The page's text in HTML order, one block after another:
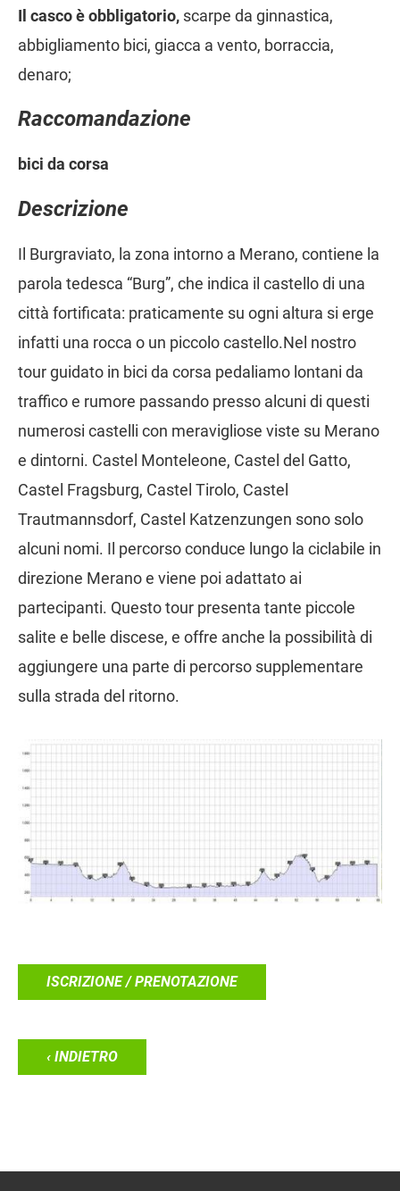
Il casco è obbligatorio, scarpe da ginnastica,
abbigliamento bici, giacca a vento, borraccia,
denaro;
Raccomandazione
bici da corsa
Descrizione
Il Burgraviato, la zona intorno a Merano, contiene la
parola tedesca “Burg”, che indica il castello di una
città fortificata: praticamente su ogni altura si erge
infatti una rocca o un piccolo castello.Nel nostro
tour guidato in bici da corsa pedaliamo lontani da
traffico e rumore passando presso alcuni di questi
numerosi castelli con meravigliose viste su Merano
e dintorni. Castel Monteleone, Castel del Gatto,
Castel Fragsburg, Castel Tirolo, Castel
Trautmannsdorf, Castel Katzenzungen sono solo
alcuni nomi. Il percorso conduce lungo la ciclabile in
direzione Merano e viene poi adattato ai
partecipanti. Questo tour presenta tante piccole
salite e belle discese, e offre anche la possibilità di
aggiungere una parte di percorso supplementare
sulla strada del ritorno.
ISCRIZIONE / PRENOTAZIONE
‹ INDIETRO